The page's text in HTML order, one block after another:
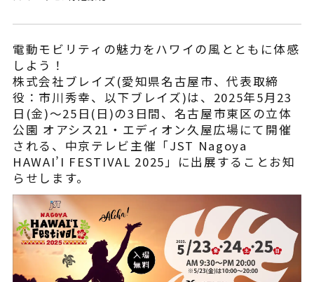
別途
STYLE e-BIKE
¥225,454（税込¥248,000）
詳細を見る
近くの店舗を見る
電動モビリティの魅力をハワイの風とともに体感
しよう！
株式会社ブレイズ(愛知県名古屋市、代表取締
役：市川秀幸、以下ブレイズ)は、2025年5月23
日(金)～25日(日)の3日間、名古屋市東区の立体
公園 オアシス21・エディオン久屋広場にて開催
される、中京テレビ主催「JST Nagoya
HAWAI’I FESTIVAL 2025」に出展することお知
らせします。